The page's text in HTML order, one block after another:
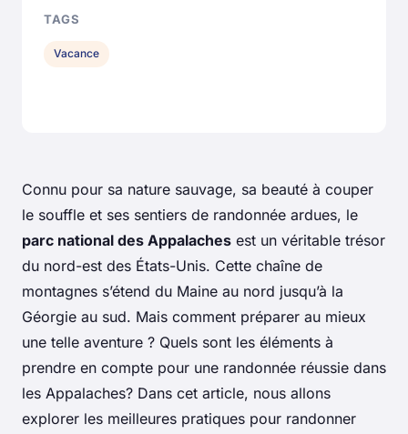
Connu pour sa nature sauvage, sa beauté à couper
le souffle et ses sentiers de randonnée ardues, le
parc national des Appalaches est un véritable trésor
du nord-est des États-Unis. Cette chaîne de
montagnes s’étend du Maine au nord jusqu’à la
Géorgie au sud. Mais comment préparer au mieux
une telle aventure ? Quels sont les éléments à
prendre en compte pour une randonnée réussie dans
les Appalaches? Dans cet article, nous allons
explorer les meilleures pratiques pour randonner
TAGS
Vacance